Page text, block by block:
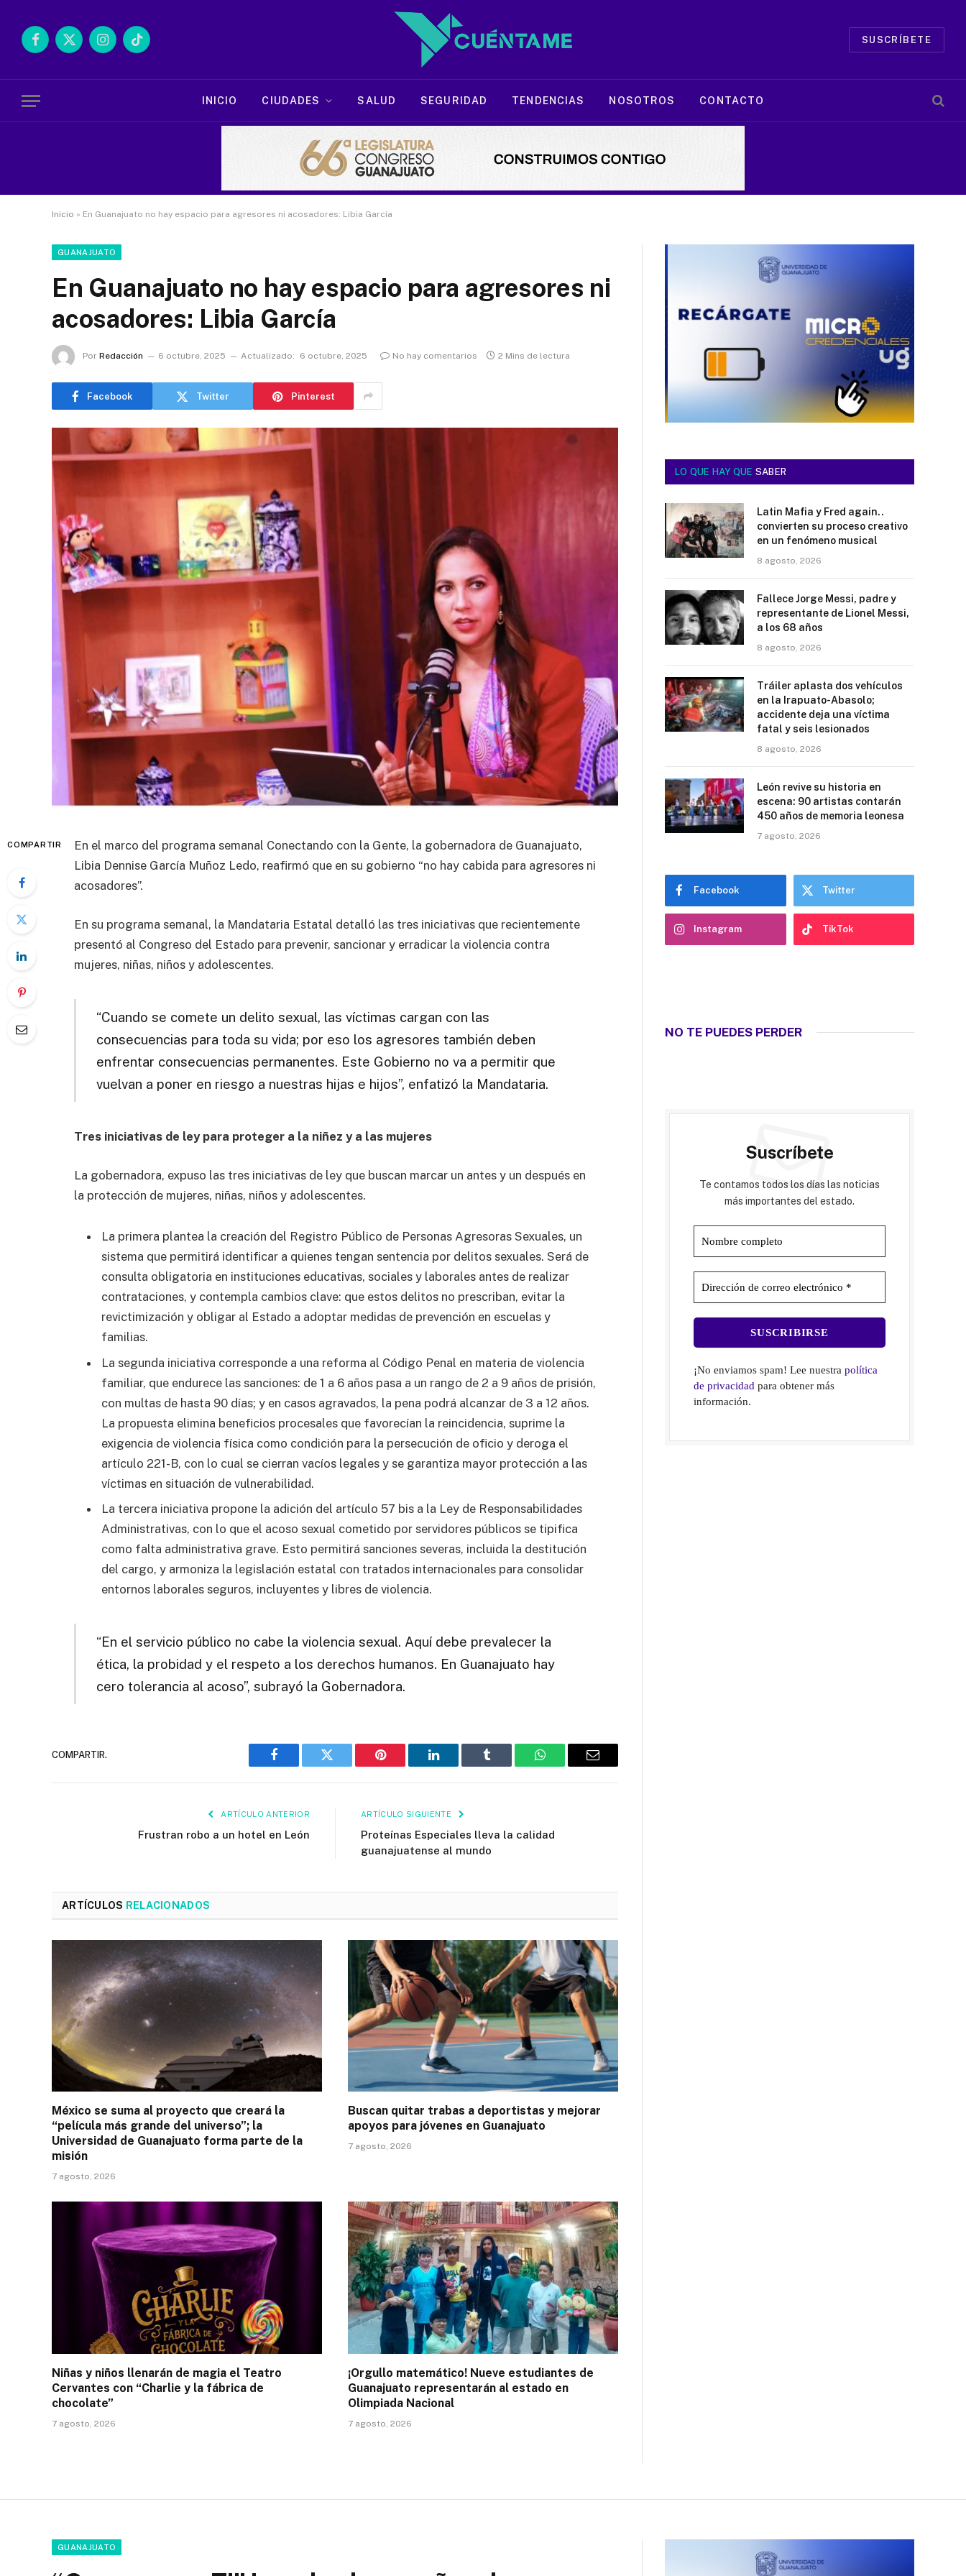
Facebook
X
InstagramTikTok
SUSCRÍBETE
INICIO CIUDADES SALUD SEGURIDAD TENDENCIAS NOSOTROS CONTACTO
Inicio » En Guanajuato no hay espacio para agresores ni acosadores: Libia García
GUANAJUATO
En Guanajuato no hay espacio para agresores ni
acosadores: Libia García
Por Redacción 6 octubre, 2025 Actualizado: 6 octubre, 2025 No hay comentarios 2 Mins de lectura
Facebook Twitter Pinterest
COMPARTIR
En el marco del programa semanal Conectando con la Gente, la gobernadora de Guanajuato,
Libia Dennise García Muñoz Ledo, reafirmó que en su gobierno “no hay cabida para agresores ni
acosadores”.
En su programa semanal, la Mandataria Estatal detalló las tres iniciativas que recientemente
presentó al Congreso del Estado para prevenir, sancionar y erradicar la violencia contra
mujeres, niñas, niños y adolescentes.
“Cuando se comete un delito sexual, las víctimas cargan con las
consecuencias para toda su vida; por eso los agresores también deben
enfrentar consecuencias permanentes. Este Gobierno no va a permitir que
vuelvan a poner en riesgo a nuestras hijas e hijos”, enfatizó la Mandataria.
Tres iniciativas de ley para proteger a la niñez y a las mujeres
La gobernadora, expuso las tres iniciativas de ley que buscan marcar un antes y un después en
la protección de mujeres, niñas, niños y adolescentes.
La primera plantea la creación del Registro Público de Personas Agresoras Sexuales, un
sistema que permitirá identificar a quienes tengan sentencia por delitos sexuales. Será de
consulta obligatoria en instituciones educativas, sociales y laborales antes de realizar
contrataciones, y contempla cambios clave: que estos delitos no prescriban, evitar la
revictimización y obligar al Estado a adoptar medidas de prevención en escuelas y
familias.
La segunda iniciativa corresponde a una reforma al Código Penal en materia de violencia
familiar, que endurece las sanciones: de 1 a 6 años pasa a un rango de 2 a 9 años de prisión,
con multas de hasta 90 días; y en casos agravados, la pena podrá alcanzar de 3 a 12 años.
La propuesta elimina beneficios procesales que favorecían la reincidencia, suprime la
exigencia de violencia física como condición para la persecución de oficio y deroga el
artículo 221-B, con lo cual se cierran vacíos legales y se garantiza mayor protección a las
víctimas en situación de vulnerabilidad.
La tercera iniciativa propone la adición del artículo 57 bis a la Ley de Responsabilidades
Administrativas, con lo que el acoso sexual cometido por servidores públicos se tipifica
como falta administrativa grave. Esto permitirá sanciones severas, incluida la destitución
del cargo, y armoniza la legislación estatal con tratados internacionales para consolidar
entornos laborales seguros, incluyentes y libres de violencia.
“En el servicio público no cabe la violencia sexual. Aquí debe prevalecer la
ética, la probidad y el respeto a los derechos humanos. En Guanajuato hay
cero tolerancia al acoso”, subrayó la Gobernadora.
COMPARTIR.
Facebook Twitter Pinterest LinkedIn Tumblr WhatsAppEmail
ARTÍCULO ANTERIOR
Frustran robo a un hotel en León
ARTÍCULO SIGUIENTE
Proteínas Especiales lleva la calidad
guanajuatense al mundo
ARTÍCULOS RELACIONADOS
México se suma al proyecto que creará la
“película más grande del universo”; la
Universidad de Guanajuato forma parte de la
misión
7 agosto, 2026
Buscan quitar trabas a deportistas y mejorar
apoyos para jóvenes en Guanajuato
7 agosto, 2026
Niñas y niños llenarán de magia el Teatro
Cervantes con “Charlie y la fábrica de
chocolate”
7 agosto, 2026
¡Orgullo matemático! Nueve estudiantes de
Guanajuato representarán al estado en
Olimpiada Nacional
7 agosto, 2026
LO QUE HAY QUE SABER
Latin Mafia y Fred again..
convierten su proceso creativo
en un fenómeno musical
8 agosto, 2026
Fallece Jorge Messi, padre y
representante de Lionel Messi,
a los 68 años
8 agosto, 2026
Tráiler aplasta dos vehículos
en la Irapuato-Abasolo;
accidente deja una víctima
fatal y seis lesionados
8 agosto, 2026
León revive su historia en
escena: 90 artistas contarán
450 años de memoria leonesa
7 agosto, 2026
Facebook Twitter
Instagram TikTok
NO TE PUEDES PERDER
Suscríbete
Te contamos todos los días las noticias
más importantes del estado.
¡No enviamos spam! Lee nuestrapolítica
de privacidad para obtener más
información.
GUANAJUATO